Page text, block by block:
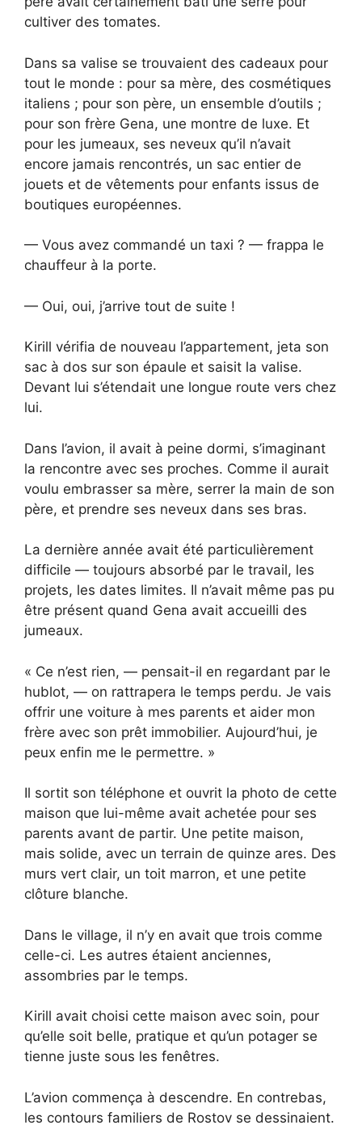
cultiver des tomates.
Dans sa valise se trouvaient des cadeaux pour
tout le monde : pour sa mère, des cosmétiques
italiens ; pour son père, un ensemble d’outils ;
pour son frère Gena, une montre de luxe. Et
pour les jumeaux, ses neveux qu’il n’avait
encore jamais rencontrés, un sac entier de
jouets et de vêtements pour enfants issus de
boutiques européennes.
— Vous avez commandé un taxi ? — frappa le
chauffeur à la porte.
— Oui, oui, j’arrive tout de suite !
Kirill vérifia de nouveau l’appartement, jeta son
sac à dos sur son épaule et saisit la valise.
Devant lui s’étendait une longue route vers chez
lui.
Dans l’avion, il avait à peine dormi, s’imaginant
la rencontre avec ses proches. Comme il aurait
voulu embrasser sa mère, serrer la main de son
père, et prendre ses neveux dans ses bras.
La dernière année avait été particulièrement
difficile — toujours absorbé par le travail, les
projets, les dates limites. Il n’avait même pas pu
être présent quand Gena avait accueilli des
jumeaux.
« Ce n’est rien, — pensait-il en regardant par le
hublot, — on rattrapera le temps perdu. Je vais
offrir une voiture à mes parents et aider mon
frère avec son prêt immobilier. Aujourd’hui, je
peux enfin me le permettre. »
Il sortit son téléphone et ouvrit la photo de cette
maison que lui-même avait achetée pour ses
parents avant de partir. Une petite maison,
mais solide, avec un terrain de quinze ares. Des
murs vert clair, un toit marron, et une petite
clôture blanche.
Dans le village, il n’y en avait que trois comme
celle-ci. Les autres étaient anciennes,
assombries par le temps.
Kirill avait choisi cette maison avec soin, pour
qu’elle soit belle, pratique et qu’un potager se
tienne juste sous les fenêtres.
L’avion commença à descendre. En contrebas,
les contours familiers de Rostov se dessinaient.